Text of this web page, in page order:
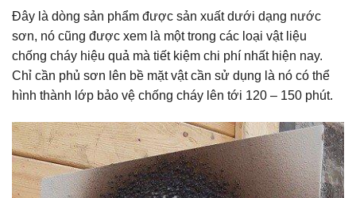
Đây là dòng sản phẩm được sản xuất dưới dạng nước
sơn, nó cũng được xem là một trong các loại vật liệu
chống cháy hiệu quả mà tiết kiệm chi phí nhất hiện nay.
Chỉ cần phủ sơn lên bề mặt vật cần sử dụng là nó có thể
hình thành lớp bảo vệ chống cháy lên tới 120 – 150 phút.